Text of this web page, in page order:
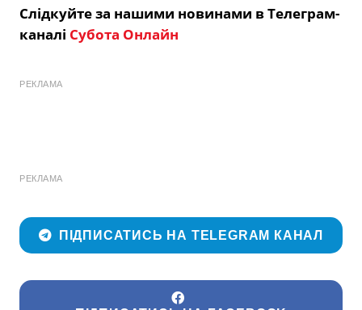
Слідкуйте за нашими новинами в Телеграм-
каналі Субота Онлайн
РЕКЛАМА
РЕКЛАМА
ПІДПИСАТИСЬ НА TELEGRAM КАНАЛ